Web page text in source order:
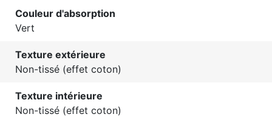
Couleur d'absorption
Vert
Texture extérieure
Non-tissé (effet coton)
Texture intérieure
Non-tissé (effet coton)